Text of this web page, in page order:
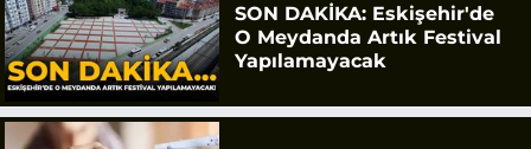
SON DAKİKA: Eskişehir'de
O Meydanda Artık Festival
Yapılamayacak